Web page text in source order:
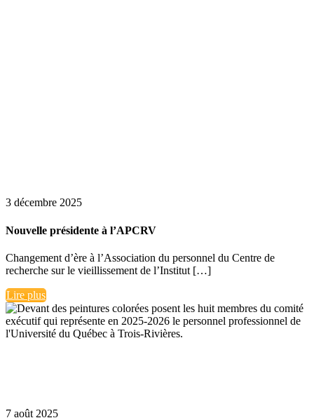
3 décembre 2025
Nouvelle présidente à l’APCRV
Changement d’ère à l’Association du personnel du Centre de
recherche sur le vieillissement de l’Institut […]
Lire plus
7 août 2025